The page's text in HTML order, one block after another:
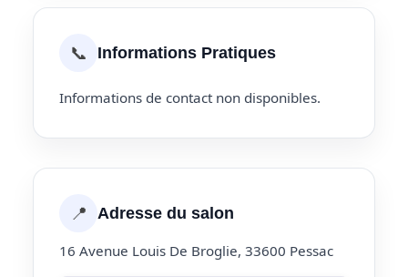
📞 Informations Pratiques
Informations de contact non disponibles.
📍 Adresse du salon
16 Avenue Louis De Broglie, 33600 Pessac